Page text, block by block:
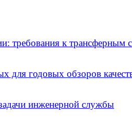
требования к трансферным
для годовых обзоров
инженерной службы